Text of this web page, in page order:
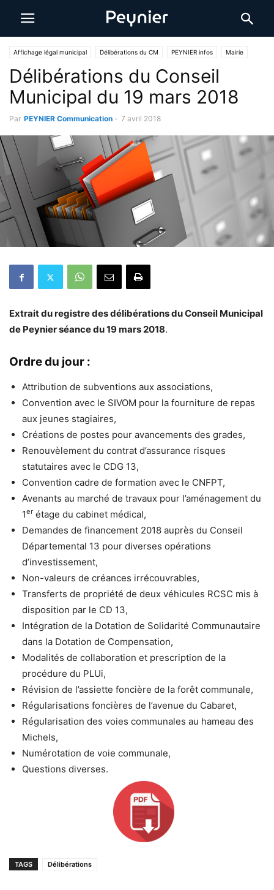
Affichage légal municipal Délibérations du CM PEYNIER infos Mairie
Délibérations du Conseil
Municipal du 19 mars 2018
Par PEYNIER Communication - 7 avril 2018
Extrait du registre des délibérations du Conseil Municipal
de Peynier séance du 19 mars 2018.
Ordre du jour :
Attribution de subventions aux associations,
Convention avec le SIVOM pour la fourniture de repas
aux jeunes stagiaires,
Créations de postes pour avancements des grades,
Renouvèlement du contrat d’assurance risques
statutaires avec le CDG 13,
Convention cadre de formation avec le CNFPT,
Avenants au marché de travaux pour l’aménagement du
1er étage du cabinet médical,
Demandes de financement 2018 auprès du Conseil
Départemental 13 pour diverses opérations
d’investissement,
Non-valeurs de créances irrécouvrables,
Transferts de propriété de deux véhicules RCSC mis à
disposition par le CD 13,
Intégration de la Dotation de Solidarité Communautaire
dans la Dotation de Compensation,
Modalités de collaboration et prescription de la
procédure du PLUi,
Révision de l’assiette foncière de la forêt communale,
Régularisations foncières de l’avenue du Cabaret,
Régularisation des voies communales au hameau des
Michels,
Numérotation de voie communale,
Questions diverses.
TAGS Délibérations